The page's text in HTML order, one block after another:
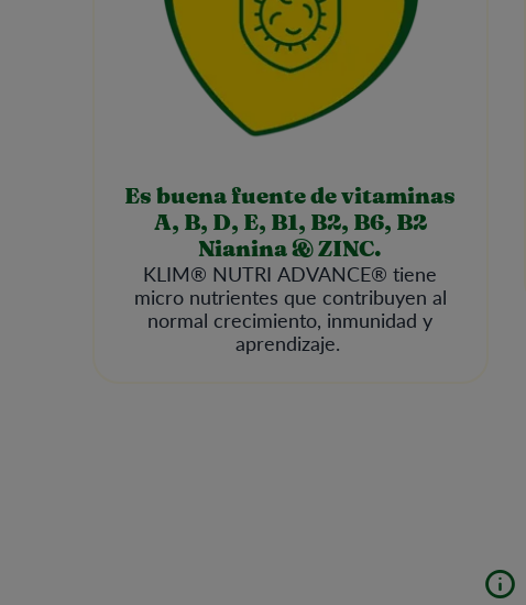
Es buena fuente de vitaminas
A, B, D, E, B1, B2, B6, B2
Nianina & ZINC.
KLIM® NUTRI ADVANCE® tiene
micro nutrientes que contribuyen al
normal crecimiento, inmunidad y
aprendizaje.